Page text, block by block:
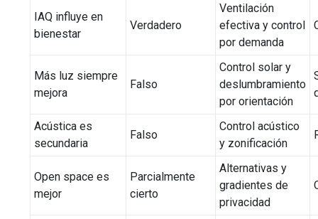
IAQ influye en
bienestar
Verdadero
Ventilación
efectiva y control
por demanda
Más luz siempre
mejora
Falso
Control solar y
deslumbramiento
por orientación
Acústica es
secundaria
Falso
Control acústico
y zonificación
Open space es
mejor
Parcialmente
cierto
Alternativas y
gradientes de
privacidad